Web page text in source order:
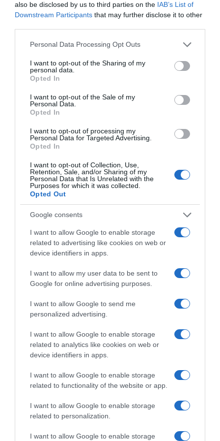
also be disclosed by us to third parties on the IAB’s List of
Downstream Participants that may further disclose it to other
Please note that this website/app uses one or more Google
not limited to your visit or usage behaviour. You may click to
grant or deny consent to Google and its third-party tags to
use your data for below specified purposes in below Google
consent section.
Personal Data Processing Opt Outs
I want to opt-out of the Sharing of my
personal data.
Opted In
I want to opt-out of the Sale of my
Personal Data.
Opted In
I want to opt-out of processing my
Personal Data for Targeted Advertising.
Opted In
I want to opt-out of Collection, Use,
Retention, Sale, and/or Sharing of my
Personal Data that Is Unrelated with the
Purposes for which it was collected.
Opted Out
Google consents
I want to allow Google to enable storage
related to advertising like cookies on web or
device identifiers in apps.
I want to allow my user data to be sent to
Google for online advertising purposes.
I want to allow Google to send me
personalized advertising.
I want to allow Google to enable storage
related to analytics like cookies on web or
device identifiers in apps.
I want to allow Google to enable storage
related to functionality of the website or app.
I want to allow Google to enable storage
related to personalization.
I want to allow Google to enable storage
To Ιράν θα διατηρήσει τον αποκλεισμό
των Στενών του Ορμούζ έως ότου οι
ΗΠΑ αποδεχθούν “όλους” τους όρους
Τι δηλώνουν οι Φρουροί της Επανάστασης
Μαύρη Θάλασσα: Η εμπορική
ακήρυχτου πολέμου
Στο επίκεντρο πλοία, πληρώματα λιμάνια και ενεργειακές
εγκαταστάσεις